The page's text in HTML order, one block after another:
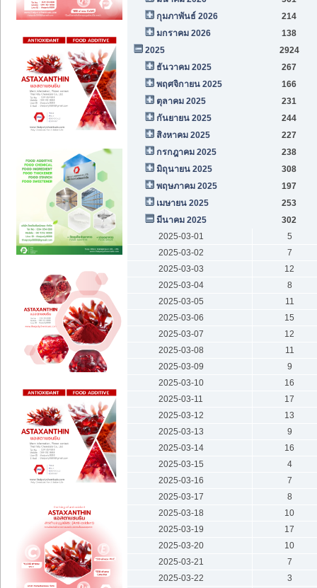
กุมภาพันธ์ 2026
214
มกราคม 2026
138
2025
2924
ธันวาคม 2025
267
พฤศจิกายน 2025
166
ตุลาคม 2025
231
กันยายน 2025
244
สิงหาคม 2025
227
กรกฎาคม 2025
238
มิถุนายน 2025
308
พฤษภาคม 2025
197
เมษายน 2025
253
มีนาคม 2025
302
2025-03-01
5
2025-03-02
7
2025-03-03
12
2025-03-04
8
2025-03-05
11
2025-03-06
15
2025-03-07
12
2025-03-08
11
2025-03-09
9
2025-03-10
16
2025-03-11
17
2025-03-12
13
2025-03-13
9
2025-03-14
16
2025-03-15
4
2025-03-16
7
2025-03-17
8
2025-03-18
10
2025-03-19
17
2025-03-20
10
2025-03-21
7
2025-03-22
3